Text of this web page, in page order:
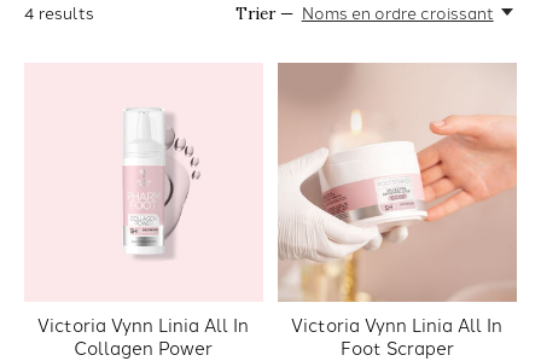
4 results Trier — Noms en ordre croissant
Victoria Vynn Linia All In
Collagen Power
Victoria Vynn Linia All In
Foot Scraper